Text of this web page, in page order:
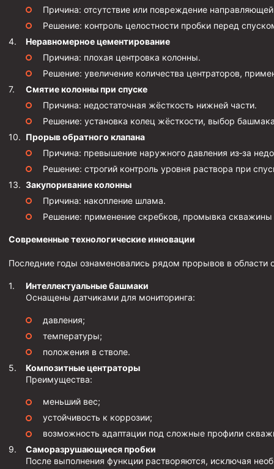
Фрезеры кольцевые
Фрезеры-долота торцевые
Ключи
Фрезерующие инструменты
Клинья — отклонители
Колокола ловильные
Быстроразъёмные соединения (БРС)
Рукава буровые
Стропы
Стропы канатные ВК
Стропы канатные
Стропы текстильные
Стропы цепные
Элементы линии обвязки
Причина: отсутствие или повреждение
Решение: контроль целостности пробки перед
Неравномерное цементирование
Причина: плохая центровка колонны.
Решение: увеличение количества центраторов,
Смятие колонны при спуске
Причина: недостаточная жёсткость нижней части.
Решение: установка колец жёсткости, выбор
Прорыв обратного клапана
Причина: превышение наружного давления из‑за
Решение: строгий контроль уровня раствора при
Закупоривание колонны
Причина: накопление шлама.
Решение: применение скребков, промывка
Современные технологические инновации
Последние годы ознаменовались рядом прорывов в области
Интеллектуальные башмаки
Оснащены датчиками для мониторинга:
давления;
температуры;
положения в стволе.
Композитные центраторы
Преимущества:
меньший вес;
устойчивость к коррозии;
возможность адаптации под сложные профили
Саморазрушающиеся пробки
После выполнения функции растворяются, исключая